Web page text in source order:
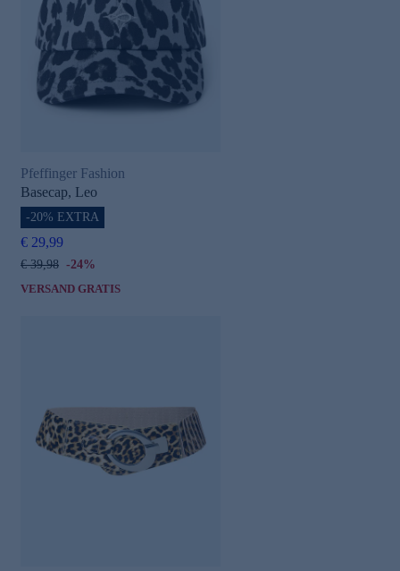
Pfeffinger Fashion
Basecap, Leo
-20% EXTRA
€ 29,99
€ 39,98 -24%
VERSAND GRATIS